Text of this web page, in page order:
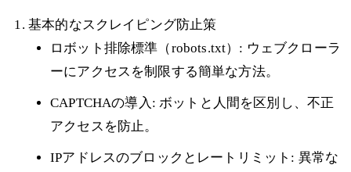
基本的なスクレイピング防止策
ロボット排除標準（robots.txt）: ウェブクローラ
ーにアクセスを制限する簡単な方法。
CAPTCHAの導入: ボットと人間を区別し、不正
アクセスを防止。
IPアドレスのブロックとレートリミット: 異常な